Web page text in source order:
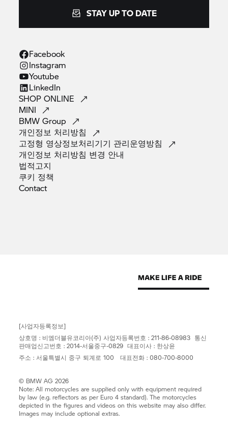
STAY UP TO DATE
Facebook
Instagram
Youtube
LinkedIn
SHOPONLINE
MINI
BMWGroup
개인정보 처리방침
고정형 영상정보처리기기 관리운영방침
개인정보 처리방침 변경 안내
법적고지
쿠키 정책
Contact
[사업자등록정보]
상호명 : 비엠더블유코리아(주) 사업자등록번호 : 211-86-08983 통신
판매업신고번호 : 2014-서울중구-0829 대표이사 : 한상윤
주소 : 서울특별시 중구 퇴계로 100 대표전화 : 080-700-8000
© BMW AG 2026
Note: All motorcycles are supplied only with equipment required
by law (e.g. reflectors as per Euro 4 standard). The motorcycles
depicted in the figures and videos on this website may also differ.
Images may include optional extras.